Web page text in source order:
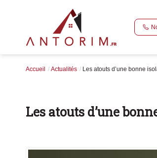
Accueil Actualités Les atouts d’une bonne
Les atouts d’une